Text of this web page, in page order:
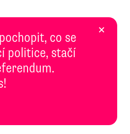
co se
politice, stačí
×